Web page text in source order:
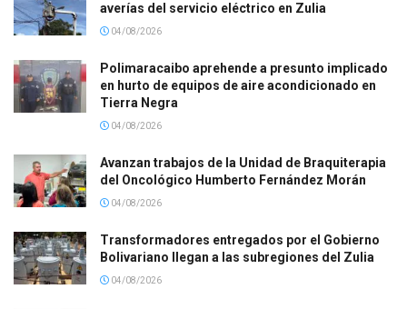
averías del servicio eléctrico en Zulia
04/08/2026
Polimaracaibo aprehende a presunto implicado
en hurto de equipos de aire acondicionado en
Tierra Negra
04/08/2026
Avanzan trabajos de la Unidad de Braquiterapia
del Oncológico Humberto Fernández Morán
04/08/2026
Transformadores entregados por el Gobierno
Bolivariano llegan a las subregiones del Zulia
04/08/2026